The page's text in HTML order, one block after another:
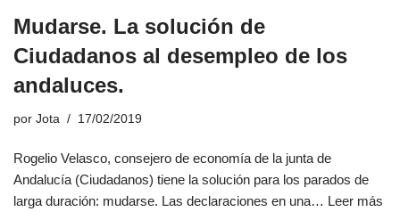
Mudarse. La solución de
Ciudadanos al desempleo de los
andaluces.
por Jota 17/02/2019
Rogelio Velasco, consejero de economía de la junta de
Andalucía (Ciudadanos) tiene la solución para los parados de
larga duración: mudarse. Las declaraciones en una… Leer más